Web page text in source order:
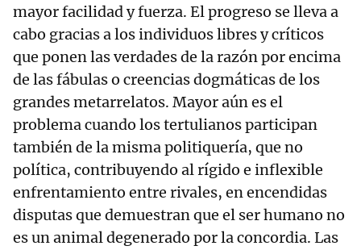
mayor facilidad y fuerza. El progreso se lleva a
cabo gracias a los individuos libres y críticos
que ponen las verdades de la razón por encima
de las fábulas o creencias dogmáticas de los
grandes metarrelatos. Mayor aún es el
problema cuando los tertulianos participan
también de la misma politiquería, que no
política, contribuyendo al rígido e inflexible
enfrentamiento entre rivales, en encendidas
disputas que demuestran que el ser humano no
es un animal degenerado por la concordia. Las